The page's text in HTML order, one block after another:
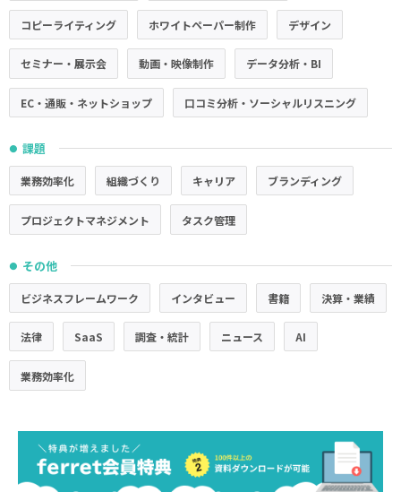
コピーライティング ホワイトペーパー制作 デザイン
セミナー・展示会 動画・映像制作 データ分析・BI
EC・通販・ネットショップ 口コミ分析・ソーシャルリスニング
● 課題
業務効率化 組織づくり キャリア ブランディング
プロジェクトマネジメント タスク管理
● その他
ビジネスフレームワーク インタビュー 書籍 決算・業績
法律 SaaS 調査・統計 ニュース AI
業務効率化